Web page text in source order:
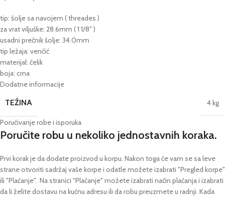
tip: šolje sa navojem ( threades )
za vrat viljuške: 28.6mm ( 1 1/8″ )
usadni prečnik šolje: 34.0mm
tip ležaja: venčić
materijal: čelik
boja: crna
Dodatne informacije
TEŽINA 4 kg
Poručivanje robe i isporuka
Poručite robu u nekoliko jednostavnih koraka.
Prvi korak je da dodate proizvod u korpu. Nakon toga će vam se sa leve
strane otvoriti sadržaj vaše korpe i odatle možete izabrati "Pregled korpe"
ili "Plaćanje". Na stranici "Plaćanje" možete izabrati način plaćanja i izabrati
da li želite dostavu na kućnu adresu ili da robu preuzmete u radnji. Kada